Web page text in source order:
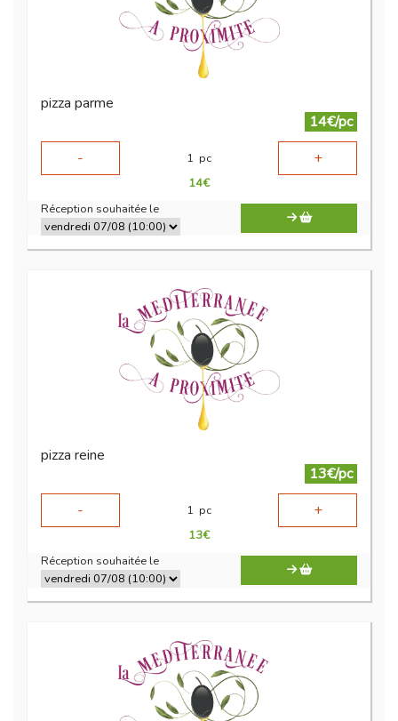
pizza parme
14€/pc
-
1 pc +
14€
Réception souhaitée le
pizza reine
13€/pc
-
1 pc +
13€
Réception souhaitée le